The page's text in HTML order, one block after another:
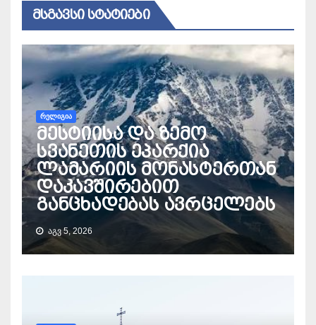
ᲛᲡᲒᲐᲕᲡᲘ ᲡᲢᲐᲢᲘᲔᲑᲘ
ᲠᲔᲚᲘᲒᲘᲐ
მესტიისა და ზემო
სვანეთის ეპარქია
ლამარიის მონასტერთან
დაკავშირებით
განცხადებას ავრცელებს
ᲐᲒᲕ 5, 2026